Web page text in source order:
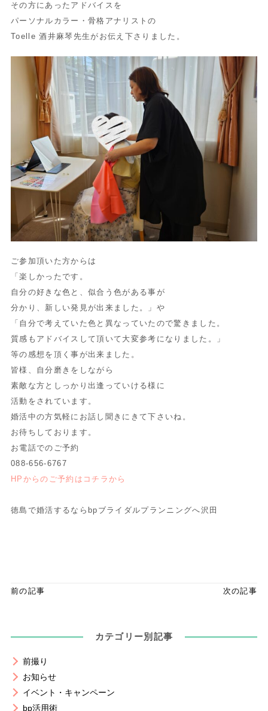
その方にあったアドバイスを
パーソナルカラー・骨格アナリストの
Toelle 酒井麻琴先生がお伝え下さりました。
ご参加頂いた方からは
「楽しかったです。
自分の好きな色と、似合う色がある事が
分かり、新しい発見が出来ました。」や
「自分で考えていた色と異なっていたので驚きました。
質感もアドバイスして頂いて大変参考になりました。」
等の感想を頂く事が出来ました。
皆様、自分磨きをしながら
素敵な方としっかり出逢っていける様に
活動をされています。
婚活中の方気軽にお話し聞きにきて下さいね。
お待ちしております。
お電話でのご予約
088-656-6767
HPからのご予約はコチラから
徳島で婚活するならbpブライダルプランニングへ沢田
前の記事 次の記事
カテゴリー別記事
前撮り
お知らせ
イベント・キャンペーン
bp活用術